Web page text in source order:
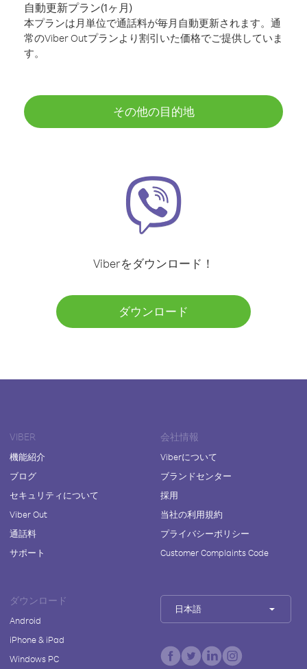
自動更新プラン(1ヶ月)
本プランは月単位で通話料が毎月自動更新されます。通
常のViber Outプランより割引いた価格でご提供していま
す。
その他の目的地
Viberをダウンロード！
ダウンロード
VIBER
機能紹介
ブログ
セキュリティについて
Viber Out
通話料
サポート
会社情報
Viberについて
ブランドセンター
採用
当社の利用規約
プライバシーポリシー
Customer Complaints Code
ダウンロード
Android
iPhone & iPad
Windows PC
日本語